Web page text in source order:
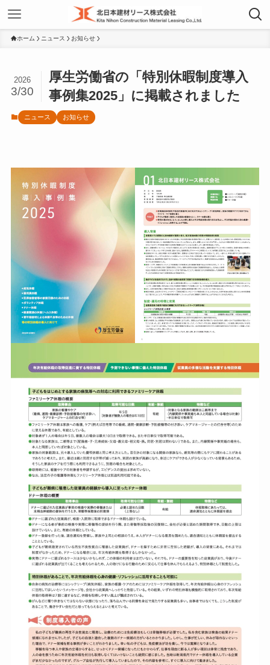
ホーム ニュース お知らせ
厚生労働省の「特別休暇制度導入
事例集2025」に掲載されました
2026
3/30
ニュース お知らせ